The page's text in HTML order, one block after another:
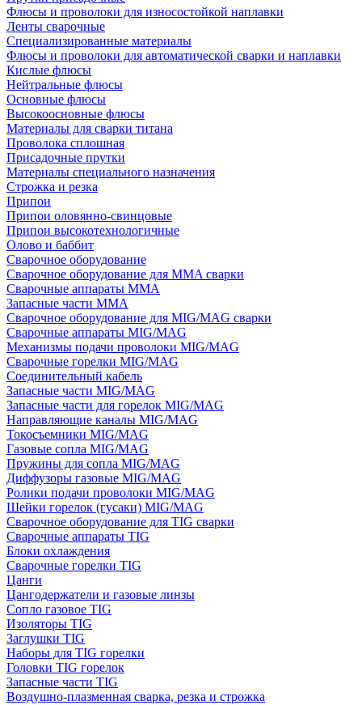
Флюсы и проволоки для износостойкой наплавки
Ленты сварочные
Специализированные материалы
Флюсы и проволоки для автоматической сварки и наплавки
Кислые флюсы
Нейтральные флюсы
Основные флюсы
Высокоосновные флюсы
Материалы для сварки титана
Проволока сплошная
Присадочные прутки
Материалы специального назначения
Строжка и резка
Припои
Припои оловянно-свинцовые
Припои высокотехнологичные
Олово и баббит
Сварочное оборудование
Сварочное оборудование для MMA сварки
Сварочные аппараты MMA
Запасные части MMA
Сварочное оборудование для MIG/MAG сварки
Сварочные аппараты MIG/MAG
Механизмы подачи проволоки MIG/MAG
Сварочные горелки MIG/MAG
Соединительный кабель
Запасные части MIG/MAG
Запасные части для горелок MIG/MAG
Направляющие каналы MIG/MAG
Токосъемники MIG/MAG
Газовые сопла MIG/MAG
Пружины для сопла MIG/MAG
Диффузоры газовые MIG/MAG
Ролики подачи проволоки MIG/MAG
Шейки горелок (гусаки) MIG/MAG
Сварочное оборудование для TIG сварки
Сварочные аппараты TIG
Блоки охлаждения
Сварочные горелки TIG
Цанги
Цангодержатели и газовые линзы
Сопло газовое TIG
Изоляторы TIG
Заглушки TIG
Наборы для TIG горелки
Головки TIG горелок
Запасные части TIG
Воздушно-плазменная сварка, резка и строжка